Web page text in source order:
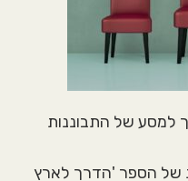
למסע של התבוננות
של הספר 'הדרך לארץ